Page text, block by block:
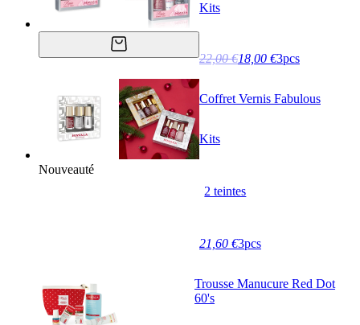
Kits
22,00 €18,00 €3pcs
Nouveauté
Coffret Vernis Fabulous
Kits
2 teintes
21,60 €3pcs
Trousse Manucure Red Dot
60's